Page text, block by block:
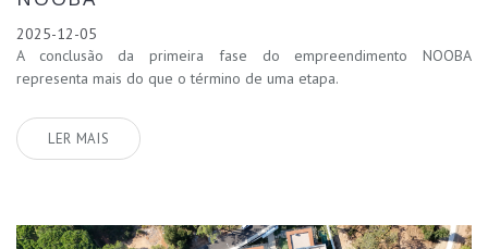
2025-12-05
A conclusão da primeira fase do empreendimento NOOBA
representa mais do que o término de uma etapa.
LER MAIS